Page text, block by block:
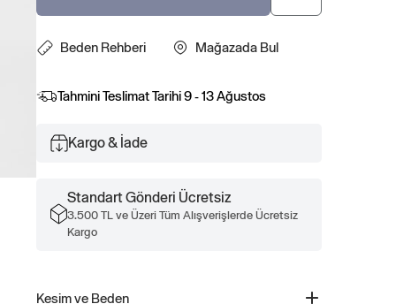
Beden Rehberi Mağazada Bul
Tahmini Teslimat Tarihi9 - 13 Ağustos
Kargo & İade
Standart Gönderi Ücretsiz
3.500 TL ve Üzeri Tüm Alışverişlerde Ücretsiz
Kargo
Kesim ve Beden